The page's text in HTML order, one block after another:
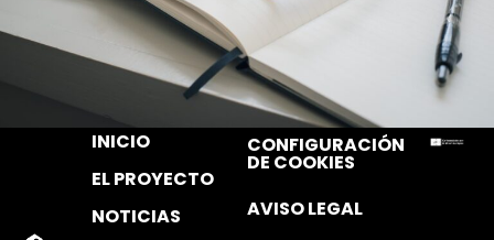
INICIO
EL PROYECTO
NOTICIAS
CONFIGURACIÓN
DE COOKIES
AVISO LEGAL